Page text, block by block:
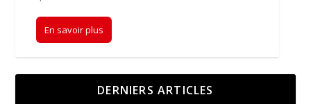
En savoir plus
DERNIERS ARTICLES